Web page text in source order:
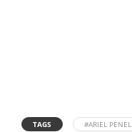
TAGS #ARIEL PENEL